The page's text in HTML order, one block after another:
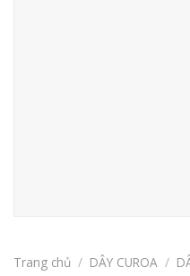
Trang chủ / DÂY CUROA /